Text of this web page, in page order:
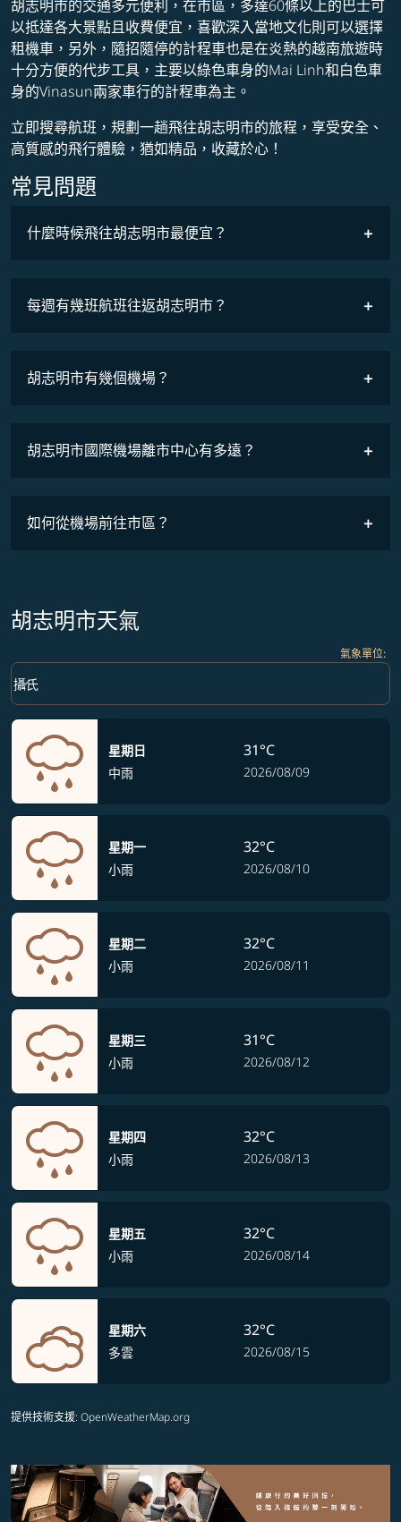
胡志明市的交通多元便利，在市區，多達60條以上的巴士可
以抵達各大景點且收費便宜，喜歡深入當地文化則可以選擇
租機車，另外，隨招隨停的計程車也是在炎熱的越南旅遊時
十分方便的代步工具，主要以綠色車身的Mai Linh和白色車
身的Vinasun兩家車行的計程車為主。
立即搜尋航班，規劃一趟飛往胡志明市的旅程，享受安全、
高質感的飛行體驗，猶如精品，收藏於心！
常見問題
什麼時候飛往胡志明市最便宜？
COSMILE會員
每週有幾班航班往返胡志明市？
胡志明市有幾個機場？
胡志明市國際機場離市中心有多遠？
如何從機場前往市區？
胡志明市天氣
氣象單位:
Weather unit option 攝氏 Selected
攝氏
keyboard_arrow_down
星期日
中雨
31°C
2026/08/09
星期一
小雨
32°C
2026/08/10
星期二
小雨
32°C
2026/08/11
星期三
小雨
31°C
2026/08/12
星期四
小雨
32°C
2026/08/13
星期五
小雨
32°C
2026/08/14
星期六
多雲
32°C
2026/08/15
提供技術支援: OpenWeatherMap.org